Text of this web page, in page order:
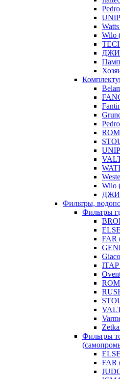
Wilo
Wilo
Фильтры,
Фильтры
FAR
Фильтры
FAR